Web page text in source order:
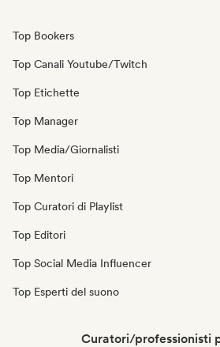
Top Bookers
Top Canali Youtube/Twitch
Top Etichette
Top Manager
Top Media/Giornalisti
Top Mentori
Top Curatori di Playlist
Top Editori
Top Social Media Influencer
Top Esperti del suono
Curatori/professionisti